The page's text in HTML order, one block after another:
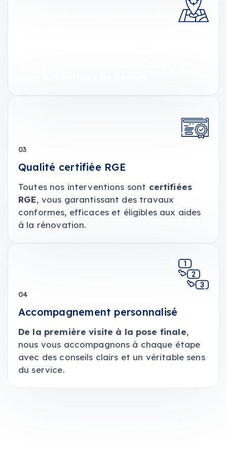
03
Qualité certifiée RGE
Toutes nos interventions sont certifiées
RGE, vous garantissant des travaux
conformes, efficaces et éligibles aux aides
à la rénovation.
04
Accompagnement personnalisé
De la première visite à la pose finale,
nous vous accompagnons à chaque étape
avec des conseils clairs et un véritable sens
du service.